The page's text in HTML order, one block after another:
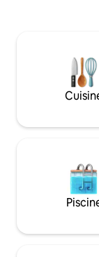
encore, à 7
magasin le plus
10 minutes en
Punta Gorda. Située dans un quartier
rue sans issue.